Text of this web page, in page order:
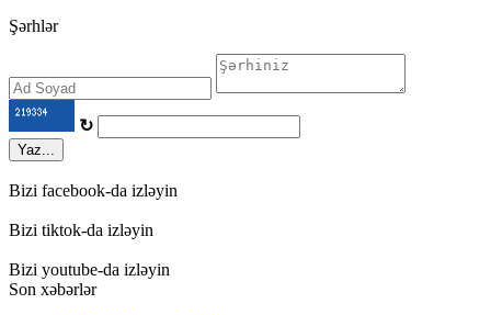
Şərhlər
↻
Yaz...
Bizi facebook-da izləyin
Bizi tiktok-da izləyin
Bizi youtube-da izləyin
Son xəbərlər